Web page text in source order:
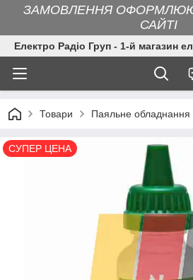
ЗАМОВЛЕННЯ
САЙТІ
Електро Радіо Груп - 1-й магазин
Товари Паяльне обладнання і
СУПЕР ЦЕНА